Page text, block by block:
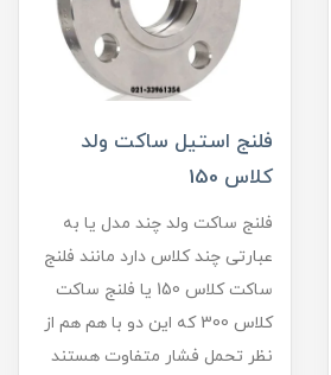
فلنج استیل ساکت ولد
کلاس 150
فلنج ساکت ولد چند مدل یا به
عبارتی چند کلاس دارد مانند فلنج
ساکت کلاس 150 یا فلنج ساکت
کلاس 300 که این دو با هم هم از
نظر تحمل فشار متفاوت هستند